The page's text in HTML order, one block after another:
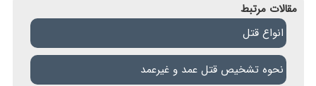
مقالات مرتبط
انواع قتل
نحوه تشخیص قتل عمد و غیرعمد